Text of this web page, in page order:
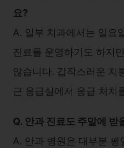
요?
A. 일부 치과에서는 일요
진료를 운영하기도 하지
않습니다. 갑작스러운 치
근 응급실에서 응급 처치
Q. 안과 진료도 주말에 받
A. 안과 병원은 대부분 평